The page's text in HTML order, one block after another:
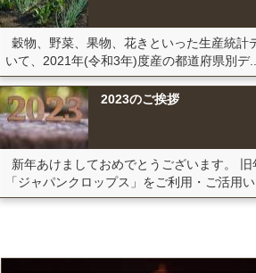
穀物、野菜、果物、花きといった生産統計
いて、2021年(令和3年)度産の都道府県別デ...
2023のご挨拶
新年あけましておめでとうございます。 旧
「ジャパンクロップス」をご利用・ご活用い